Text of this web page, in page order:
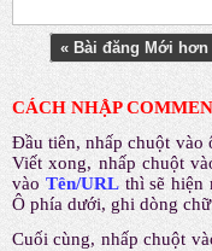
« Bài đăng Mới hơn
CÁCH NHẬP
Đầu tiên, nhấp chuột vào
Viết xong, nhấp chuột
vào Tên/URL thì sẽ hiện
Ô phía dưới, ghi dòng
Cuối cùng, nhấp chuột